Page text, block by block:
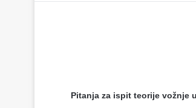
Pitanja za ispit teorije vožnje